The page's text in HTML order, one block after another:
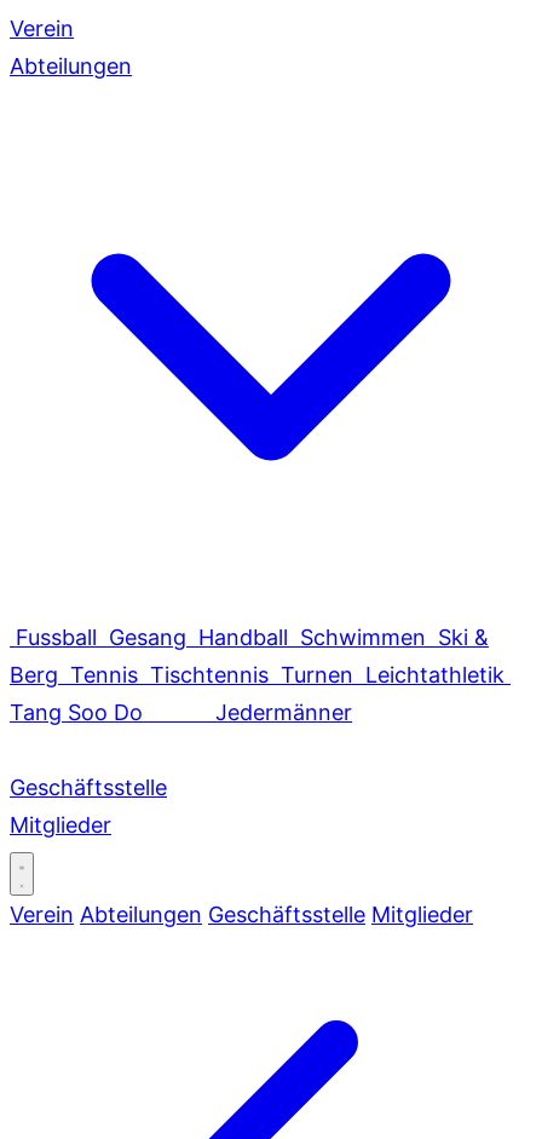
Verein
Abteilungen
Fussball Gesang Handball Schwimmen Ski &
Berg Tennis Tischtennis Turnen Leichtathletik
Tang Soo Do
Jedermänner
Geschäftsstelle
Mitglieder
Verein Abteilungen Geschäftsstelle Mitglieder